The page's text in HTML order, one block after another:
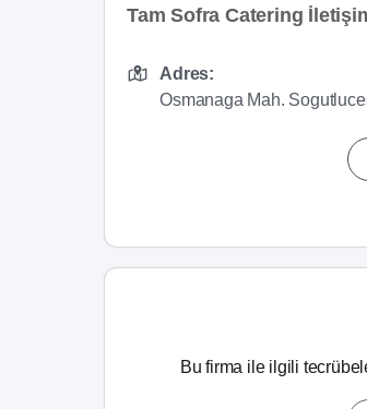
Tam Sofra Catering
Adres:
Osmanaga Mah.
Bu firma ile ilgili